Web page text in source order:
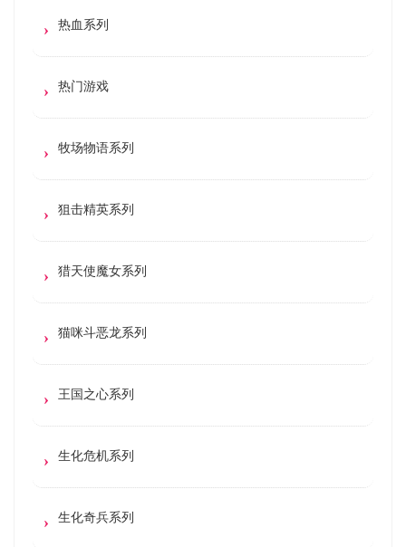
热血系列
热门游戏
牧场物语系列
狙击精英系列
猎天使魔女系列
猫咪斗恶龙系列
王国之心系列
生化危机系列
生化奇兵系列